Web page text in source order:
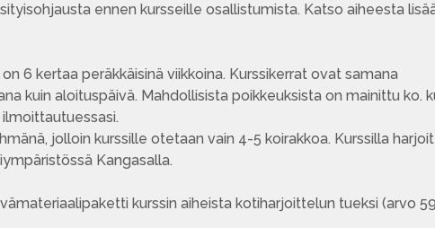
ennen kursseille osallistumista. Katso aiheesta
6 kertaa peräkkäisinä viikkoina. Kurssikerrat ovat samana
kuin aloituspäivä. Mahdollisista poikkeuksista on mainittu ko.
jolloin kurssille otetaan vain 4-5 koirakkoa. Kurssilla
Kangasalla.
kurssin aiheista kotiharjoittelun tueksi (arvo